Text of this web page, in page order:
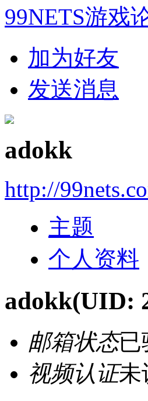
99NETS游戏
加为好友
发送消息
adokk
http://
主题
个人资料
adokk(UID:
邮箱状态已
视频认证未